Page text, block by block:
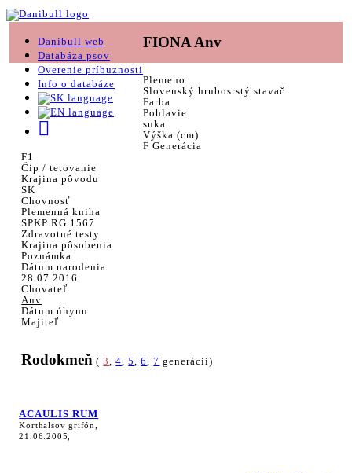
Danibull web
Databáza psov
Overenie príbuznosti
Info o databáze
FIONA Anv
Plemeno
Slovenský hrubosrstý stavač
Farba
Pohlavie
suka
Výška (cm)
F Generácia
F1
Čip / tetovanie
Krajina pôvodu
SK
Chovnosť
Plemenná kniha
SPKP RG 1567
Zdravotné testy
Krajina pôsobenia
Poznámka
Dátum narodenia
28.07.2016
Chovateľ
Anv
Dátum úhynu
Majiteľ
Rodokmeň (3,4,5,6,7 generácií)
ACAULIS RUM
Korthalsov grifón,
21.06.2005,